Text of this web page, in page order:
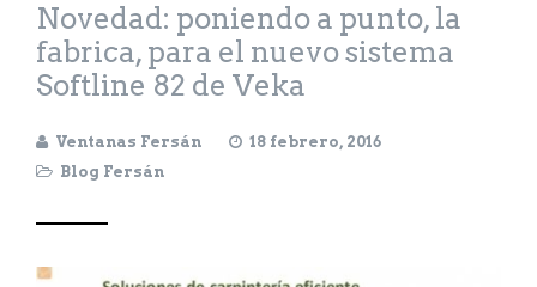
Novedad: poniendo a punto, la
fabrica, para el nuevo sistema
Softline 82 de Veka
Ventanas Fersán
18 febrero, 2016
Blog Fersán